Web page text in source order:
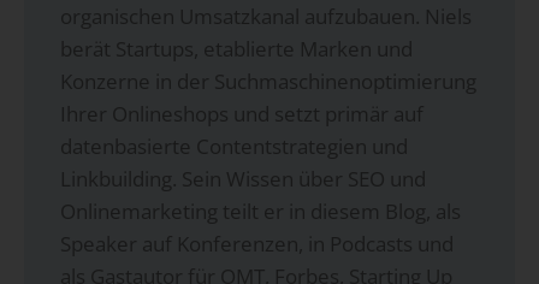
organischen Umsatzkanal aufzubauen. Niels
berät Startups, etablierte Marken und
Konzerne in der Suchmaschinenoptimierung
Ihrer Onlineshops und setzt primär auf
datenbasierte Contentstrategien und
Linkbuilding. Sein Wissen über SEO und
Onlinemarketing teilt er in diesem Blog, als
Speaker auf Konferenzen, in Podcasts und
als Gastautor für OMT, Forbes, Starting Up